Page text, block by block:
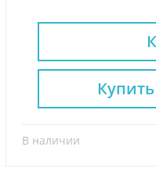
В наличии